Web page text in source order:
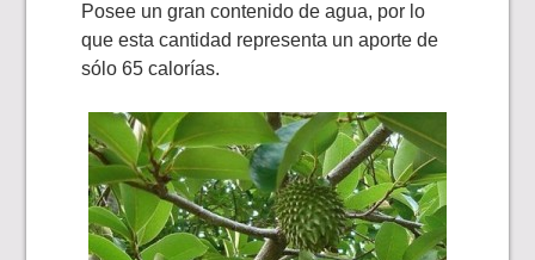
Posee un gran contenido de agua, por lo
que esta cantidad representa un aporte de
sólo 65 calorías.